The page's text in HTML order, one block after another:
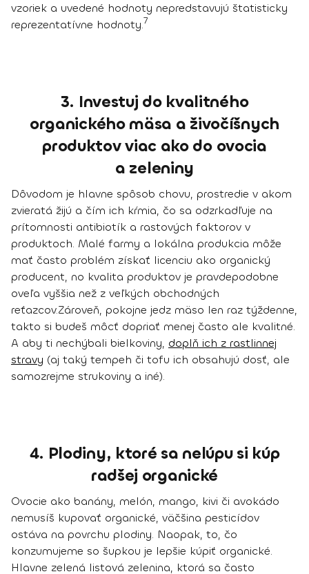
vzoriek a uvedené hodnoty nepredstavujú štatisticky
reprezentatívne hodnoty.7
3. Investuj do kvalitného
organického mäsa a živočíšnych
produktov viac ako do ovocia
a zeleniny
Dôvodom je hlavne spôsob chovu, prostredie v akom
zvieratá žijú a čím ich kŕmia, čo sa odzrkadľuje na
prítomnosti antibiotík a rastových faktorov v
produktoch. Malé farmy a lokálna produkcia môže
mať často problém získať licenciu ako organický
producent, no kvalita produktov je pravdepodobne
oveľa vyššia než z veľkých obchodných
reťazcov.Zároveň, pokojne jedz mäso len raz týždenne,
takto si budeš môcť dopriať menej často ale kvalitné.
A aby ti nechýbali bielkoviny, doplň ich z rastlinnej
stravy (aj taký tempeh či tofu ich obsahujú dosť, ale
samozrejme strukoviny a iné).
4. Plodiny, ktoré sa nelúpu si kúp
radšej organické
Ovocie ako banány, melón, mango, kivi či avokádo
nemusíš kupovať organické, väčšina pesticídov
ostáva na povrchu plodiny. Naopak, to, čo
konzumujeme so šupkou je lepšie kúpiť organické.
Hlavne zelená listová zelenina, ktorá sa často